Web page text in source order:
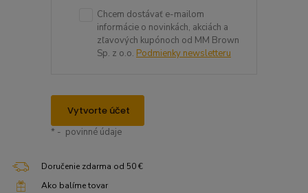
Chcem dostávať e-mailom
informácie o novinkách, akciách a
zľavových kupónoch od MM Brown
Sp. z o.o. Podmienky newsletteru
Vytvorte účet
* - povinné údaje
Doručenie zdarma od 50 €
Ako balíme tovar